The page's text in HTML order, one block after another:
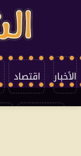
الأخبار اقتصاد